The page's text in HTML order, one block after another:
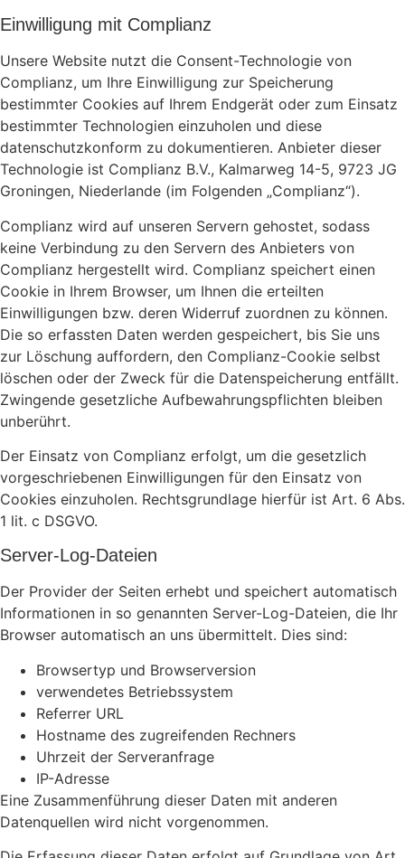
Einwilligung mit Complianz
Unsere Website nutzt die Consent-Technologie von
Complianz, um Ihre Einwilligung zur Speicherung
bestimmter Cookies auf Ihrem Endgerät oder zum Einsatz
bestimmter Technologien einzuholen und diese
datenschutzkonform zu dokumentieren. Anbieter dieser
Technologie ist Complianz B.V., Kalmarweg 14-5, 9723 JG
Groningen, Niederlande (im Folgenden „Complianz“).
Complianz wird auf unseren Servern gehostet, sodass
keine Verbindung zu den Servern des Anbieters von
Complianz hergestellt wird. Complianz speichert einen
Cookie in Ihrem Browser, um Ihnen die erteilten
Einwilligungen bzw. deren Widerruf zuordnen zu können.
Die so erfassten Daten werden gespeichert, bis Sie uns
zur Löschung auffordern, den Complianz-Cookie selbst
löschen oder der Zweck für die Datenspeicherung entfällt.
Zwingende gesetzliche Aufbewahrungspflichten bleiben
unberührt.
Der Einsatz von Complianz erfolgt, um die gesetzlich
vorgeschriebenen Einwilligungen für den Einsatz von
Cookies einzuholen. Rechtsgrundlage hierfür ist Art. 6 Abs.
1 lit. c DSGVO.
Server-Log-Dateien
Der Provider der Seiten erhebt und speichert automatisch
Informationen in so genannten Server-Log-Dateien, die Ihr
Browser automatisch an uns übermittelt. Dies sind:
Browsertyp und Browserversion
verwendetes Betriebssystem
Referrer URL
Hostname des zugreifenden Rechners
Uhrzeit der Serveranfrage
IP-Adresse
Eine Zusammenführung dieser Daten mit anderen
Datenquellen wird nicht vorgenommen.